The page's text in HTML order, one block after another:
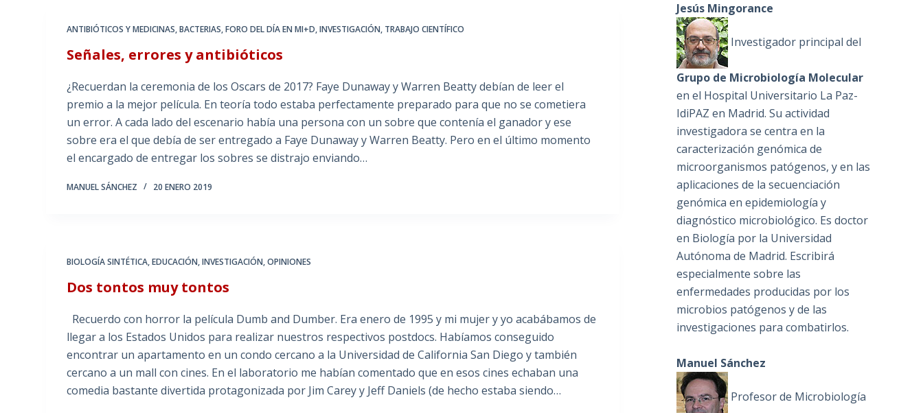
ANTIBIÓTICOS Y MEDICINAS,BACTERIAS,FORO DEL DÍA EN MI+D,INVESTIGACIÓN, TRABAJO CIENTÍFICO
Señales, errores y antibióticos
¿Recuerdan la ceremonia de los Oscars de 2017? Faye Dunaway y Warren Beatty debían de leer el
premio a la mejor película. En teoría todo estaba perfectamente preparado para que no se cometiera
un error. A cada lado del escenario había una persona con un sobre que contenía el ganador y ese
sobre era el que debía de ser entregado a Faye Dunaway y Warren Beatty. Pero en el último momento
el encargado de entregar los sobres se distrajo enviando…
MANUEL SÁNCHEZ 20 ENERO 2019
BIOLOGÍA SINTÉTICA,EDUCACIÓN,INVESTIGACIÓN,OPINIONES
Dos tontos muy tontos
Recuerdo con horror la película Dumb and Dumber. Era enero de 1995 y mi mujer y yo acabábamos de
llegar a los Estados Unidos para realizar nuestros respectivos postdocs. Habíamos conseguido
encontrar un apartamento en un condo cercano a la Universidad de California San Diego y también
cercano a un mall con cines. En el laboratorio me habían comentado que en esos cines echaban una
comedia bastante divertida protagonizada por Jim Carey y Jeff Daniels (de hecho estaba siendo…
Jesús Mingorance
Investigador principal del
Grupo de Microbiología Molecular
en el Hospital Universitario La Paz-
IdiPAZ en Madrid. Su actividad
investigadora se centra en la
caracterización genómica de
microorganismos patógenos, y en las
aplicaciones de la secuenciación
genómica en epidemiología y
diagnóstico microbiológico. Es doctor
en Biología por la Universidad
Autónoma de Madrid. Escribirá
especialmente sobre las
enfermedades producidas por los
microbios patógenos y de las
investigaciones para combatirlos.
Manuel Sánchez
Profesor de Microbiología